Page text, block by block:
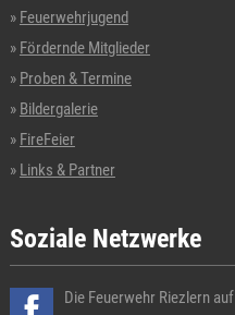
Feuerwehrjugend
Fördernde Mitglieder
Proben & Termine
Bildergalerie
FireFeier
Links & Partner
Soziale Netzwerke
Die Feuerwehr Riezlern auf